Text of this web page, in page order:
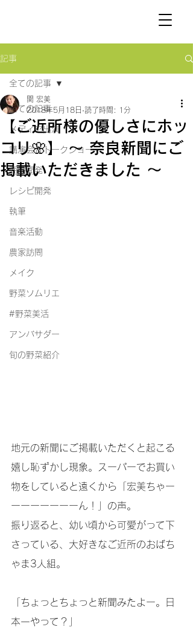
記事
全ての記事
メディア出演
講演会＆トークショー
商品開発
レシピ開発
執筆
音楽活動
農家訪問
メイク
野菜ソムリエ
#野菜美活
アンバサダー
旬の野菜紹介
全ての記事
【ご近所様の優しさにホッ
コリ🌸】 〜 奈良新聞にご
掲載いただきました 〜
関 宏美
2018年5月18日 読了時間: 1分
地元の新聞にご掲載いただくと起こる
嬉し恥ずかし現象。スーパーでお買い
物をしていると遠くから「宏美ちゃー
ーーーーーーーん！」の声。
振り返ると、幼い頃から可愛がって下
さっている、大好きなご近所のおばち
ゃま3人組。
「ちょっとちょっと新聞みたよー。日
本一やって？」